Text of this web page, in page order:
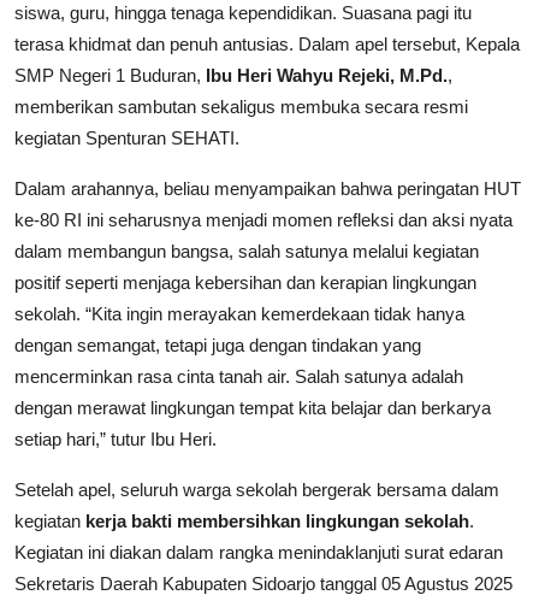
siswa, guru, hingga tenaga kependidikan. Suasana pagi itu
terasa khidmat dan penuh antusias. Dalam apel tersebut, Kepala
SMP Negeri 1 Buduran, Ibu Heri Wahyu Rejeki, M.Pd.,
memberikan sambutan sekaligus membuka secara resmi
kegiatan Spenturan SEHATI.
Dalam arahannya, beliau menyampaikan bahwa peringatan HUT
ke-80 RI ini seharusnya menjadi momen refleksi dan aksi nyata
dalam membangun bangsa, salah satunya melalui kegiatan
positif seperti menjaga kebersihan dan kerapian lingkungan
sekolah. “Kita ingin merayakan kemerdekaan tidak hanya
dengan semangat, tetapi juga dengan tindakan yang
mencerminkan rasa cinta tanah air. Salah satunya adalah
dengan merawat lingkungan tempat kita belajar dan berkarya
setiap hari,” tutur Ibu Heri.
Setelah apel, seluruh warga sekolah bergerak bersama dalam
kegiatan kerja bakti membersihkan lingkungan sekolah.
Kegiatan ini diakan dalam rangka menindaklanjuti surat edaran
Sekretaris Daerah Kabupaten Sidoarjo tanggal 05 Agustus 2025